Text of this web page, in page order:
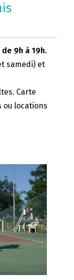
9h à 19h.
samedi) et
Carte
ou locations